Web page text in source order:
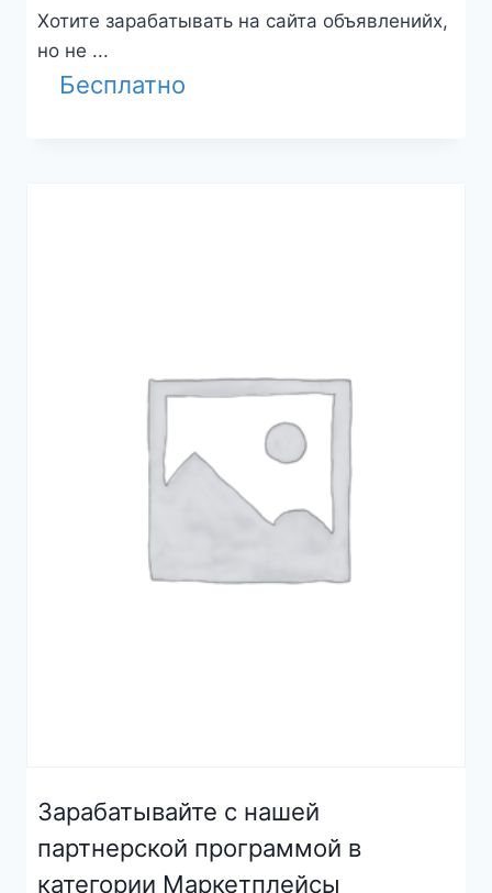
Хотите зарабатывать на сайта объявленийх,
но не ...
Бесплатно
Зарабатывайте с нашей
партнерской программой в
категории Маркетплейсы